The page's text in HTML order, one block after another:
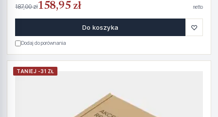
187,00 zł158,95 zł netto
Do koszyka ♡
Dodaj do porównania
TANIEJ -31 ZŁ